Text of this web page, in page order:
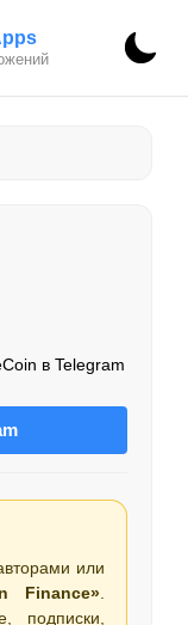
в Telegram
или
Finance»
подписки,